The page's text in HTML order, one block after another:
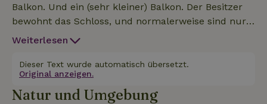
Balkon. Und ein (sehr kleiner) Balkon. Der Besitzer
bewohnt das Schloss, und normalerweise sind nur
ein paar Leute da. Die Atmosphäre ist familiär. Ideal
suchen. Frühstück inklusive.
Weiterlesen
Dieser Text wurde automatisch übersetzt.
Original anzeigen.
Natur und Umgebung